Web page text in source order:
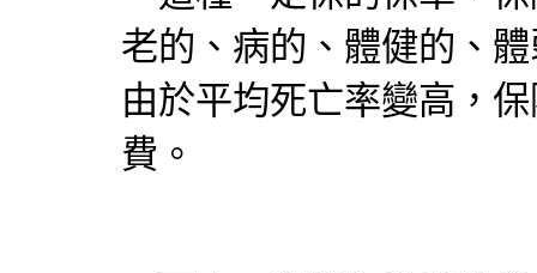
老的、病的、體健的、
由於平均死亡率變高，
費。